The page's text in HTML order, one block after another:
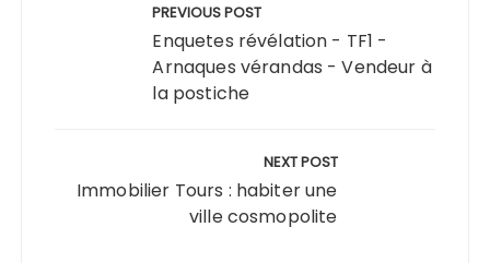
PREVIOUS POST
Enquetes révélation - TF1 -
Arnaques vérandas - Vendeur à
la postiche
NEXT POST
Immobilier Tours : habiter une
ville cosmopolite